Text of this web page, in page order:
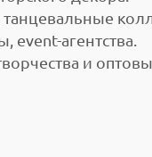
event-агентства.
и